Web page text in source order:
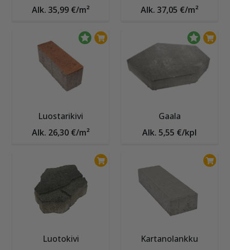
Alk. 35,99 €/m²
Alk. 37,05 €/m²
Luostarikivi
Alk. 26,30 €/m²
Gaala
Alk. 5,55 €/kpl
Luotokivi
Kartanolankku